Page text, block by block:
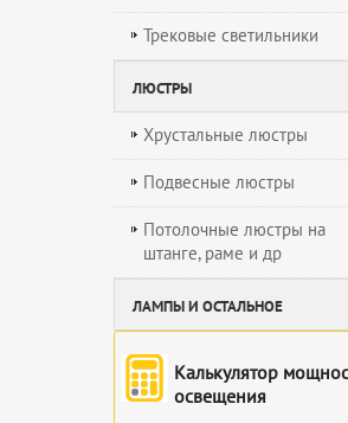
Трековые светильники
ЛЮСТРЫ
Хрустальные люстры
Подвесные люстры
Потолочные люстры на
штанге, раме и др
ЛАМПЫ И ОСТАЛЬНОЕ
Калькулятор
освещения